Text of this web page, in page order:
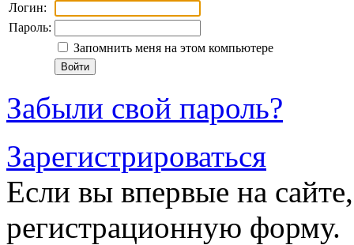
Логин:
Пароль:
Запомнить меня на этом компьютере
Забыли свой пароль?
Зарегистрироваться
Если вы впервые на
регистрационную форму.